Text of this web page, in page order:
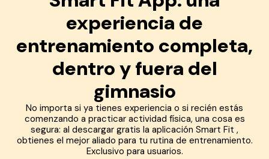
experiencia de
entrenamiento completa,
dentro y fuera del
gimnasio
No importa si ya tienes experiencia o si recién estás
comenzando a practicar actividad física, una cosa es
segura: al descargar gratis la aplicación Smart Fit ,
obtienes el mejor aliado para tu rutina de entrenamiento.
Exclusivo para usuarios.